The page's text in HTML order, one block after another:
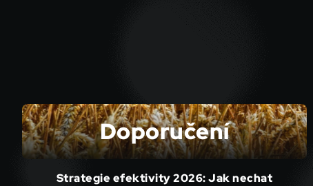
Doporučení
Strategie efektivity 2026: Jak nechat